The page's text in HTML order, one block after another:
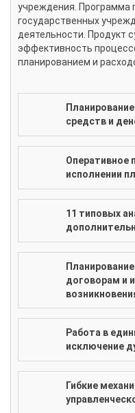
учреждения. Программа
государственных
деятельности. Продукт
эффективность
планированием и
средств и
Оперативное
исполнении
11 типовых
договорам и
Работа в
исключение
Гибкие